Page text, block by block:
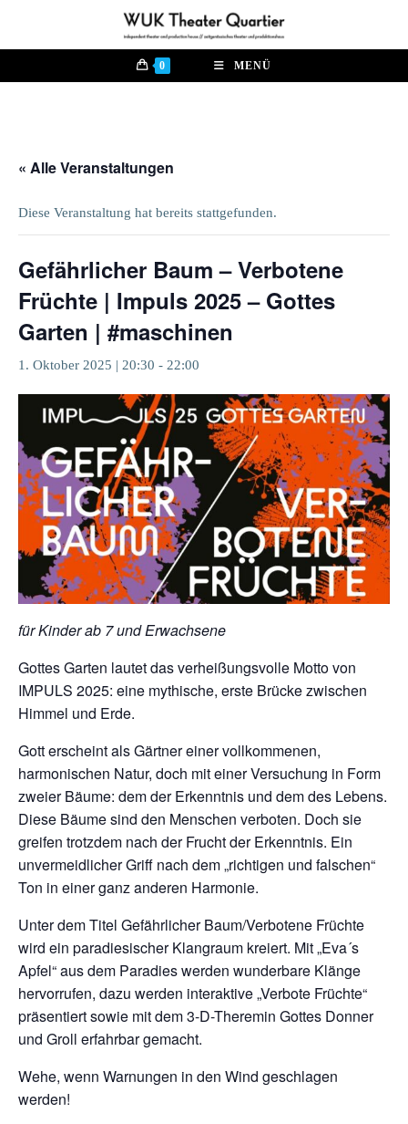
springen
0 MENÜ
« Alle Veranstaltungen
Diese Veranstaltung hat bereits stattgefunden.
Gefährlicher Baum – Verbotene
Früchte | Impuls 2025 – Gottes
Garten | #maschinen
1. Oktober 2025 | 20:30 - 22:00
für Kinder ab 7 und Erwachsene
Gottes Garten lautet das verheißungsvolle Motto von
IMPULS 2025: eine mythische, erste Brücke zwischen
Himmel und Erde.
Gott erscheint als Gärtner einer vollkommenen,
harmonischen Natur, doch mit einer Versuchung in Form
zweier Bäume: dem der Erkenntnis und dem des Lebens.
Diese Bäume sind den Menschen verboten. Doch sie
greifen trotzdem nach der Frucht der Erkenntnis. Ein
unvermeidlicher Griff nach dem „richtigen und falschen“
Ton in einer ganz anderen Harmonie.
Unter dem Titel Gefährlicher Baum/Verbotene Früchte
wird ein paradiesischer Klangraum kreiert. Mit „Eva´s
Apfel“ aus dem Paradies werden wunderbare Klänge
hervorrufen, dazu werden interaktive „Verbote Früchte“
präsentiert sowie mit dem 3-D-Theremin Gottes Donner
und Groll erfahrbar gemacht.
Wehe, wenn Warnungen in den Wind geschlagen
werden!